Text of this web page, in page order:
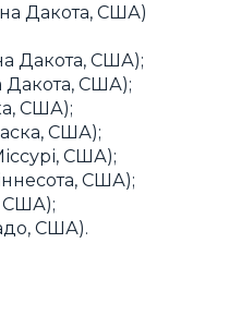
Дакота, США)
Дакота, США);
Дакота, США);
США);
США);
США);
США);
США);
США).